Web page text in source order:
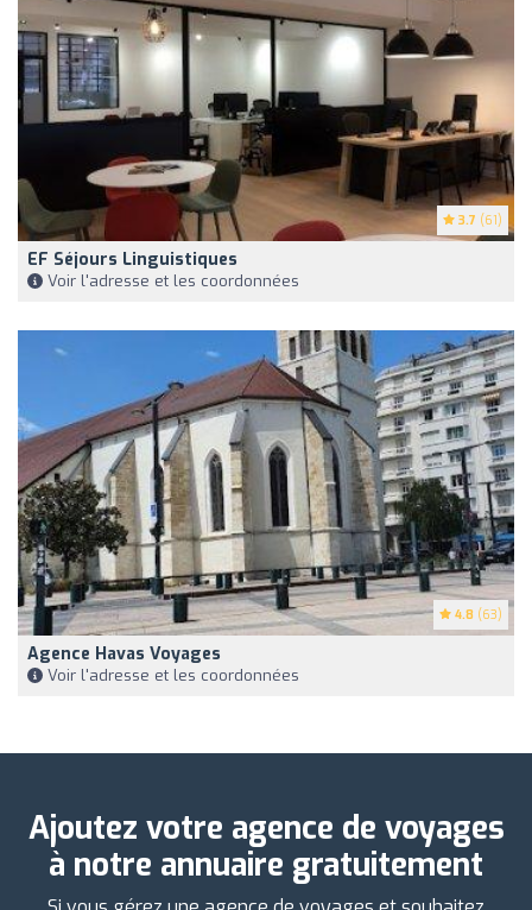
3.7 (61)
EF Séjours Linguistiques
Voir l'adresse et les coordonnées
4.8 (63)
Agence Havas Voyages
Voir l'adresse et les coordonnées
Ajoutez votre agence de voyages
à notre annuaire gratuitement